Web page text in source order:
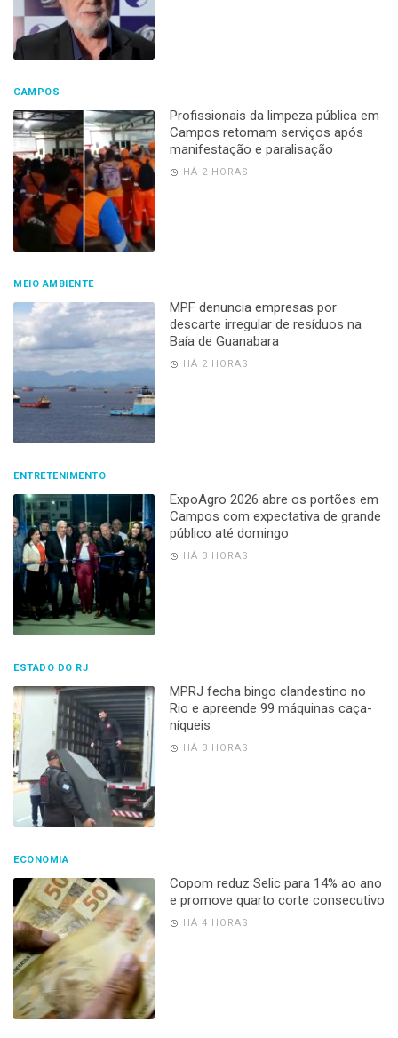
CAMPOS
Profissionais da limpeza pública em
Campos retomam serviços após
manifestação e paralisação
HÁ 2 HORAS
MEIO AMBIENTE
MPF denuncia empresas por
descarte irregular de resíduos na
Baía de Guanabara
HÁ 2 HORAS
ENTRETENIMENTO
ExpoAgro 2026 abre os portões em
Campos com expectativa de grande
público até domingo
HÁ 3 HORAS
ESTADO DO RJ
MPRJ fecha bingo clandestino no
Rio e apreende 99 máquinas caça-
níqueis
HÁ 3 HORAS
ECONOMIA
Copom reduz Selic para 14% ao ano
e promove quarto corte consecutivo
HÁ 4 HORAS